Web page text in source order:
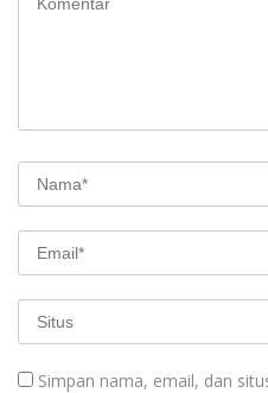
Simpan nama, email, dan